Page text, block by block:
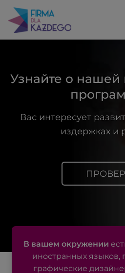
Узнайте о нашей
Вас интересует
издержках и
В вашем окружении
иностранных языков,
графические